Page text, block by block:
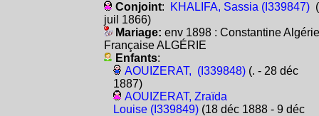
Conjoint: KHALIFA, Sassia (I339847)
juil 1866)
Mariage: env 1898 : Constantine Algérie
Française ALGÉRIE
Enfants:
AOUIZERAT, (I339848)(. - 28 déc
1887)
AOUIZERAT, Zraïda
Louise (I339849)(18 déc 1888 - 9 déc